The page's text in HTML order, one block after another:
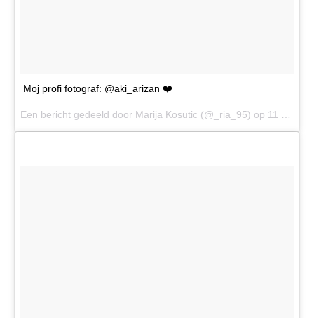
Moj profi fotograf: @aki_arizan ❤️
Een bericht gedeeld door Marija Kosutic (@_ria_95) op 11 Jul 2017 om 10:42 (PDT)